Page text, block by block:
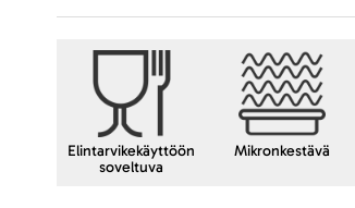
Elintarvikekäyttöön
soveltuva
Mikronkestävä